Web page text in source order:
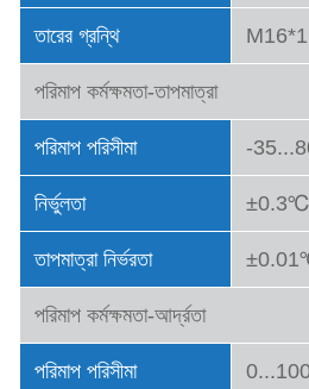
তারের গ্রন্থি
পরিমাপ কর্মক্ষমতা-তাপমাত্রা
পরিমাপ পরিসীমা -
নির্ভুলতা
তাপমাত্রা নির্ভরতা
পরিমাপ কর্মক্ষমতা-আর্দ্রতা
পরিমাপ পরিসীমা